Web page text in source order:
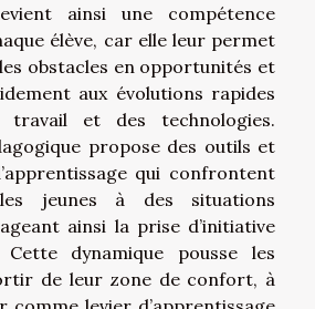
ainsi une compétence
élève, car elle leur permet
obstacles en opportunités et
aux évolutions rapides
et des technologies.
propose des outils et
qui confrontent
jeunes à des situations
ainsi la prise d’initiative
Cette dynamique pousse les
de leur zone de confort, à